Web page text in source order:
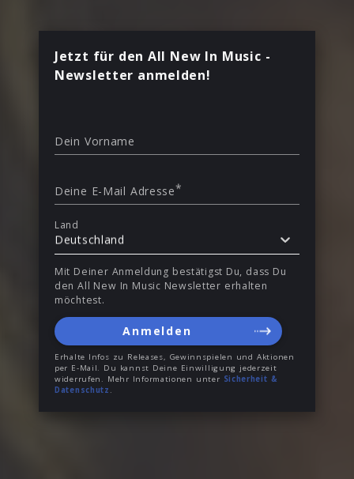
Jetzt für den All New In Music -
Newsletter anmelden!
Dein Vorname
Deine E-Mail Adresse*
Land
Deutschland
Mit Deiner Anmeldung bestätigst Du, dass Du
den All New In Music Newsletter erhalten
möchtest.
Anmelden
Erhalte Infos zu Releases, Gewinnspielen und Aktionen
per E-Mail. Du kannst Deine Einwilligung jederzeit
widerrufen. Mehr Informationen unter Sicherheit &
Datenschutz .